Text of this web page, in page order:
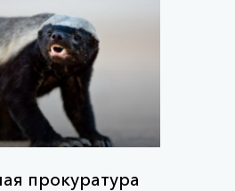
прокуратура